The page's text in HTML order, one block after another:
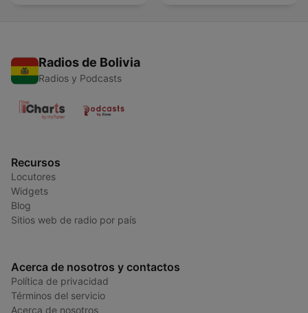
Radios de Bolivia
Radios y Podcasts
Recursos
Locutores
Widgets
Blog
Sitios web de radio por país
Acerca de nosotros y contactos
Política de privacidad
Términos del servicio
Acerca de nosotros